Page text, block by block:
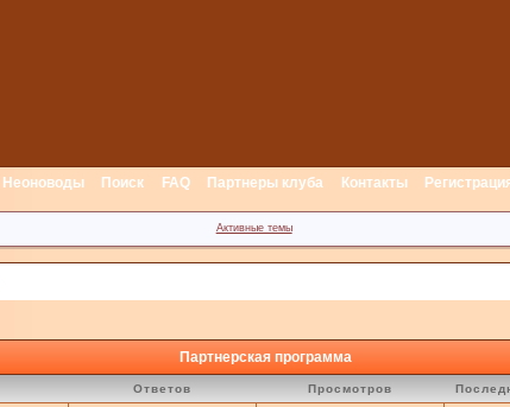
Неоноводы Поиск FAQ Партнеры клуба Контакты
Активные темы
Партнерская программа
Ответов Просмотров